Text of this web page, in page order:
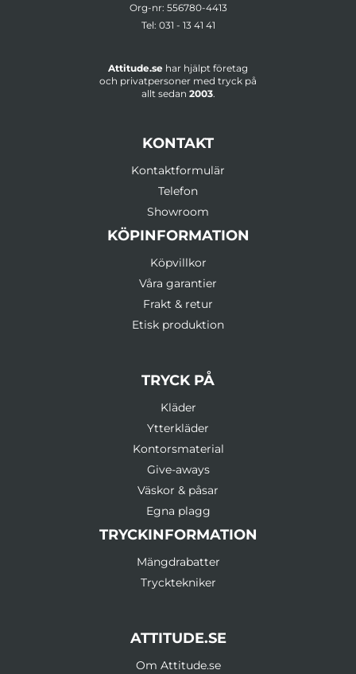
Org-nr: 556780-4413
Tel: 031 - 13 41 41
Attitude.se har hjälpt företag
och privatpersoner med tryck på
allt sedan 2003.
KONTAKT
Kontaktformulär
Telefon
Showroom
KÖPINFORMATION
Köpvillkor
Våra garantier
Frakt & retur
Etisk produktion
TRYCK PÅ
Kläder
Ytterkläder
Kontorsmaterial
Give-aways
Väskor & påsar
Egna plagg
TRYCKINFORMATION
Mängdrabatter
Trycktekniker
ATTITUDE.SE
Om Attitude.se